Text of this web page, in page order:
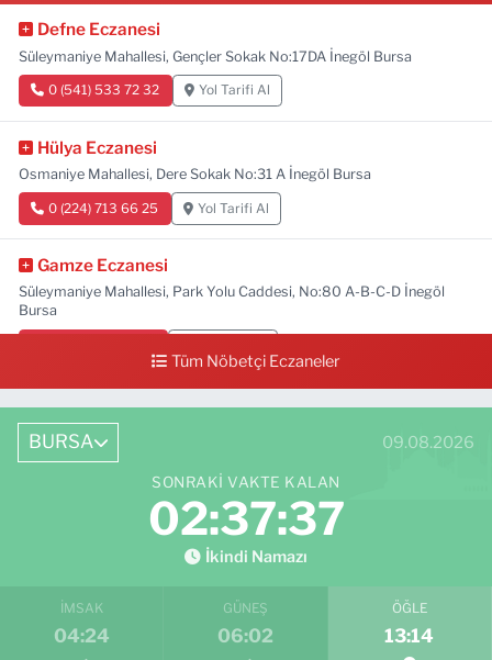
Defne Eczanesi
Süleymaniye Mahallesi, Gençler Sokak No:17DA İnegöl Bursa
0 (541) 533 72 32 Yol Tarifi Al
Hülya Eczanesi
Osmaniye Mahallesi, Dere Sokak No:31 A İnegöl Bursa
0 (224) 713 66 25 Yol Tarifi Al
Gamze Eczanesi
Süleymaniye Mahallesi, Park Yolu Caddesi, No:80 A-B-C-D İnegöl
Bursa
Tüm Nöbetçi Eczaneler
BURSA 09.08.2026
SONRAKI VAKTE KALAN
02:37:36
İkindi Namazı
İMSAK
04:24
GÜNEŞ
06:02
ÖĞLE
13:14